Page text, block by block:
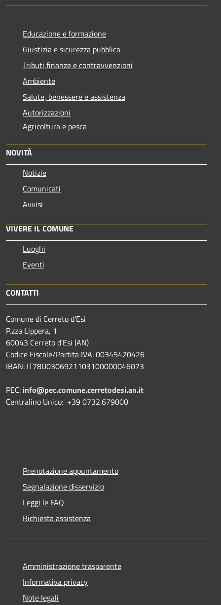
Educazione e formazione
Giustizia e sicurezza pubblica
Tributi,finanze e contravvenzioni
Ambiente
Salute, benessere e assistenza
Autorizzazioni
Agricoltura e pesca
NOVITÀ
Notizie
Comunicati
Avvisi
VIVERE IL COMUNE
Luoghi
Eventi
CONTATTI
Comune di Cerreto d'Esi
P.zza Lippera, 1
60043 Cerreto d'Esi (AN)
Codice Fiscale/Partita IVA: 00345420426
IBAN: IT78D0306921103100000046073
PEC: info@pec.comune.cerretodesi.an.it
Centralino Unico: +39 0732.679000
Prenotazione appuntamento
Segnalazione disservizio
Leggi le FAQ
Richiesta assistenza
Amministrazione trasparente
Informativa privacy
Note legali